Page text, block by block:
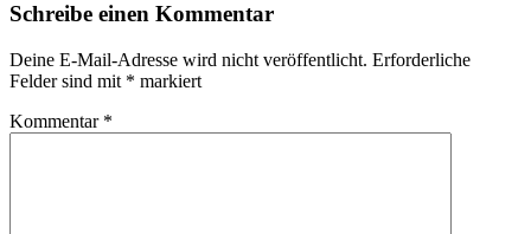
Schreibe einen Kommentar
Deine E-Mail-Adresse wird nicht veröffentlicht. Erforderliche
Felder sind mit * markiert
Kommentar *